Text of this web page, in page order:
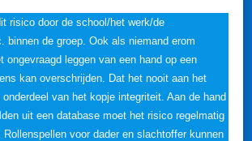
risico door de school/het werk/de
binnen de groep. Ook als niemand erom
ongevraagd leggen van een hand op een
kan overschrijden. Dat het nooit aan het
van het kopje integriteit. Aan de hand
uit een database moet het risico regelmatig
Rollenspellen voor dader en slachtoffer kunnen